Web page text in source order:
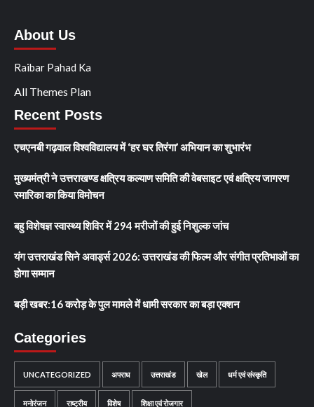
About Us
Raibar Pahad Ka
All Themes Plan
Recent Posts
एचएनबी गढ़वाल विश्वविद्यालय में ‘हर घर तिरंगा’ अभियान का शुभारंभ
मुख्यमंत्री ने उत्तराखण्ड क्षत्रिय कल्याण समिति की वेबसाइट एवं क्षत्रिय जागरण
स्मारिका का किया विमोचन
बहु विशेषज्ञ स्वास्थ्य शिविर में 294 मरीजों की हुई निशुल्क जांच
यंग उत्तराखंड सिने अवार्ड्स 2026: उत्तराखंड की फिल्म और संगीत प्रतिभाओं का
होगा सम्मान
बड़ी खबर:16 करोड़ के पुल मामले में धामी सरकार का बड़ा एक्शन
Categories
UNCATEGORIZED अपराध उत्तराखंड खेल धर्म एवं संस्कृति
मनोरंजन राष्ट्रीय विशेष शिक्षा एवं रोजगार